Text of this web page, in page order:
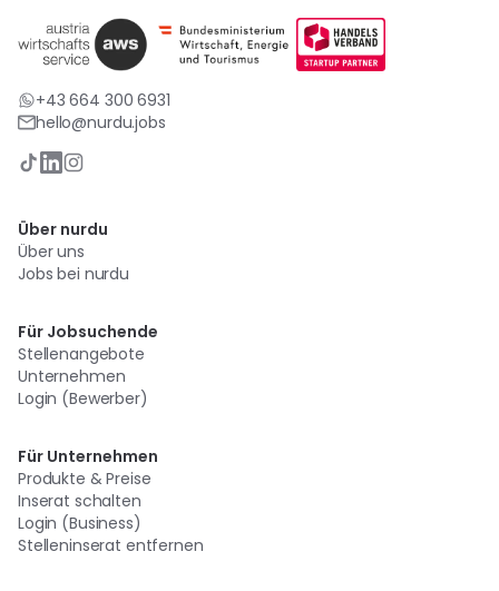
+43 664 300 6931
hello@nurdu.jobs
Über nurdu
Über uns
Jobs bei nurdu
Für Jobsuchende
Stellenangebote
Unternehmen
Login (Bewerber)
Für Unternehmen
Produkte & Preise
Inserat schalten
Login (Business)
Stelleninserat entfernen